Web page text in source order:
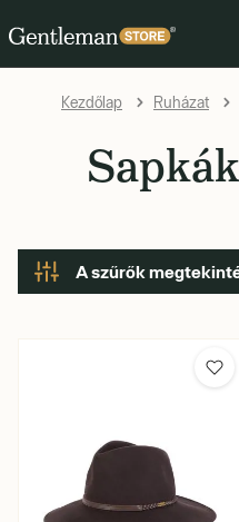
Kezdőlap Ruházat
A szűrők
Méret